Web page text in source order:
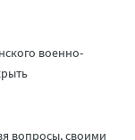
военно-
вопросы, своими